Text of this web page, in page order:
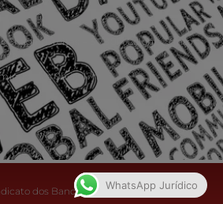
Chagas Freitas – 3.780 – Colônia Santo
das 9h às 17h
dos Bancários do Sul Fluminense
WhatsApp Jurídico